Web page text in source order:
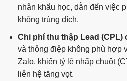
nhân khẩu học, dẫn đến việc
không trúng đích.
Chi phí thu thập Lead (CPL)
và thông điệp không phù hợp
Zalo, khiến tỷ lệ nhấp chuột
liên hệ tăng vọt.